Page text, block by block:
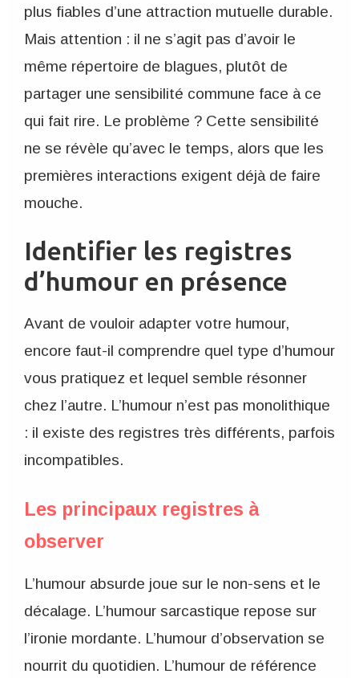
plus fiables d’une attraction mutuelle durable.
Mais attention : il ne s’agit pas d’avoir le
même répertoire de blagues, plutôt de
partager une sensibilité commune face à ce
qui fait rire. Le problème ? Cette sensibilité
ne se révèle qu’avec le temps, alors que les
premières interactions exigent déjà de faire
mouche.
Identifier les registres
d’humour en présence
Avant de vouloir adapter votre humour,
encore faut-il comprendre quel type d’humour
vous pratiquez et lequel semble résonner
chez l’autre. L’humour n’est pas monolithique
: il existe des registres très différents, parfois
incompatibles.
Les principaux registres à
observer
L’humour absurde joue sur le non-sens et le
décalage. L’humour sarcastique repose sur
l’ironie mordante. L’humour d’observation se
nourrit du quotidien. L’humour de référence